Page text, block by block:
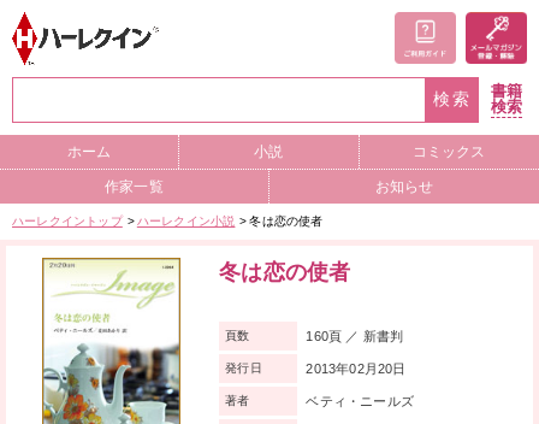
検索
書籍
検索
ホーム 小説 コミックス
作家一覧 お知らせ
ハーレクイントップ ハーレクイン小説 冬は恋の使者
冬は恋の使者
頁数 160頁 ／ 新書判
発行日 2013年02月20日
著者 ベティ・ニールズ